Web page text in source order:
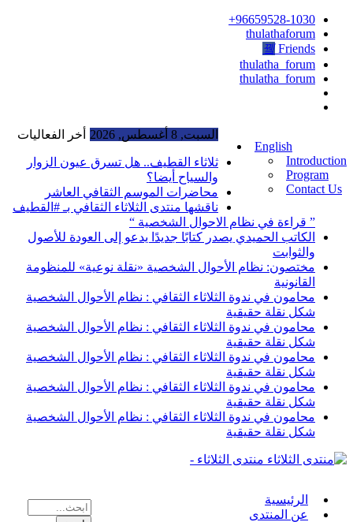
96659528-1030+
thulathaforum
Friends
thulatha_forum
thulatha_forum
English
Introduction
Program
Contact Us
السبت, 8 أغسطس, 2026 أخر الفعاليات
ثلاثاء القطيف.. هل تسرق عيون الزوار
والسياح أيضا؟
محاضرات الموسم الثقافي العاشر
ناقشها منتدى الثلاثاء الثقافي بـ #القطيف
” قراءة في نظام الاحوال الشخصية “
الكاتب الحميدي يصدر كتابًا جديدًا يدعو إلى العودة للأصول
والثوابت
مختصون: نظام الأحوال الشخصية «نقلة نوعية» للمنظومة
القانونية
محامون في ندوة الثلاثاء الثقافي : نظام الأحوال الشخصية
شكل نقلة حقيقية
محامون في ندوة الثلاثاء الثقافي : نظام الأحوال الشخصية
شكل نقلة حقيقية
محامون في ندوة الثلاثاء الثقافي : نظام الأحوال الشخصية
شكل نقلة حقيقية
محامون في ندوة الثلاثاء الثقافي : نظام الأحوال الشخصية
شكل نقلة حقيقية
محامون في ندوة الثلاثاء الثقافي : نظام الأحوال الشخصية
شكل نقلة حقيقية
منتدى الثلاثاء -
الرئيسية
عن المنتدى